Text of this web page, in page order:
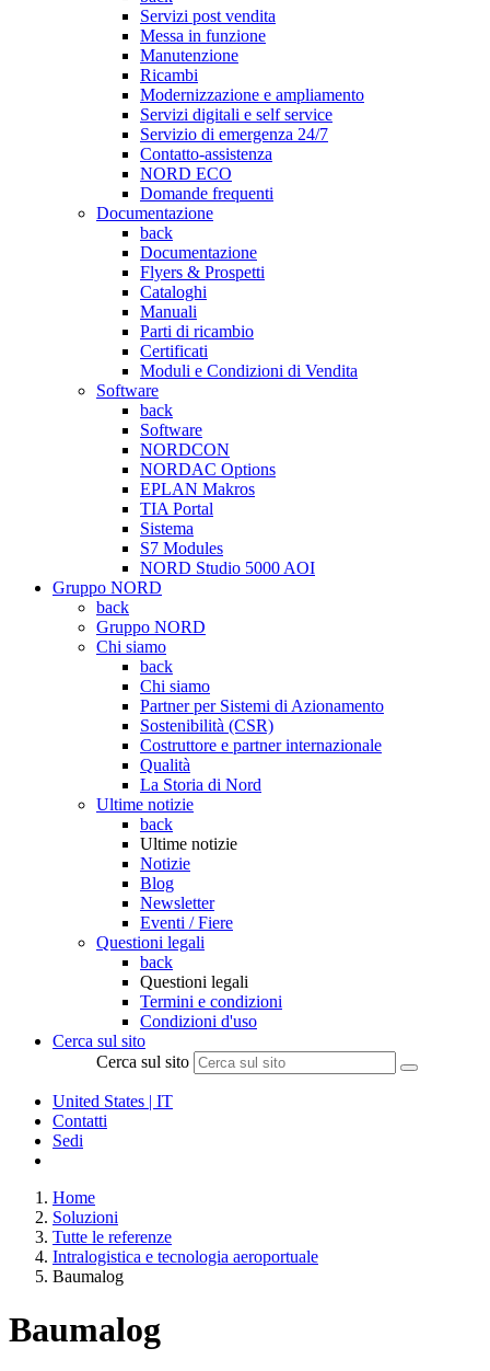
Servizi post vendita
Messa in funzione
Manutenzione
Ricambi
Modernizzazione e ampliamento
Servizi digitali e self service
Servizio di emergenza 24/7
Contatto-assistenza
NORD ECO
Domande frequenti
Documentazione
back
Documentazione
Flyers & Prospetti
Cataloghi
Manuali
Parti di ricambio
Certificati
Moduli e Condizioni di Vendita
Software
back
Software
NORDCON
NORDAC Options
EPLAN Makros
TIA Portal
Sistema
S7 Modules
NORD Studio 5000 AOI
Gruppo NORD
back
Gruppo NORD
Chi siamo
back
Chi siamo
Partner per Sistemi di Azionamento
Sostenibilità (CSR)
Costruttore e partner internazionale
Qualità
La Storia di Nord
Ultime notizie
back
Ultime notizie
Notizie
Blog
Newsletter
Eventi / Fiere
Questioni legali
back
Questioni legali
Termini e condizioni
Condizioni d'uso
Cerca sul sito
Cerca sul sito
United States | IT
Contatti
Sedi
Home
Soluzioni
Tutte le referenze
Intralogistica e tecnologia aeroportuale
Baumalog
Baumalog